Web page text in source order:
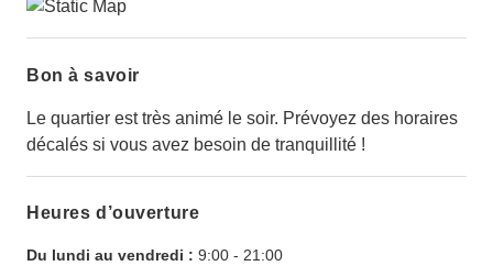
Bon à savoir
Le quartier est très animé le soir. Prévoyez des horaires
décalés si vous avez besoin de tranquillité !
Heures d’ouverture
Du lundi au vendredi : 9:00 - 21:00